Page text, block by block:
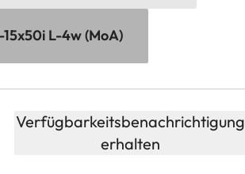
L-4w (MoA)
Verfügbarkeitsbenachrichtigung
erhalten